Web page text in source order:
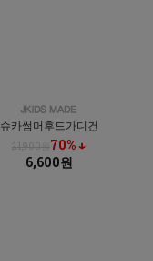
슈카썸머후드가디건
21,900원70% ↓
6,600원